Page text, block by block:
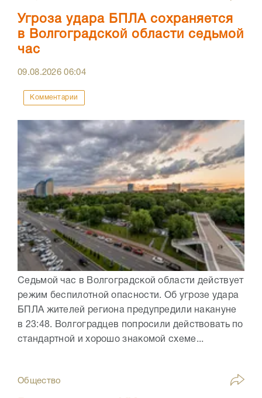
Угроза удара БПЛА сохраняется
в Волгоградской области седьмой
час
09.08.202606:04
Комментарии
Седьмой час в Волгоградской области действует
режим беспилотной опасности. Об угрозе удара
БПЛА жителей региона предупредили накануне
в 23:48. Волгоградцев попросили действовать по
стандартной и хорошо знакомой схеме...
Общество